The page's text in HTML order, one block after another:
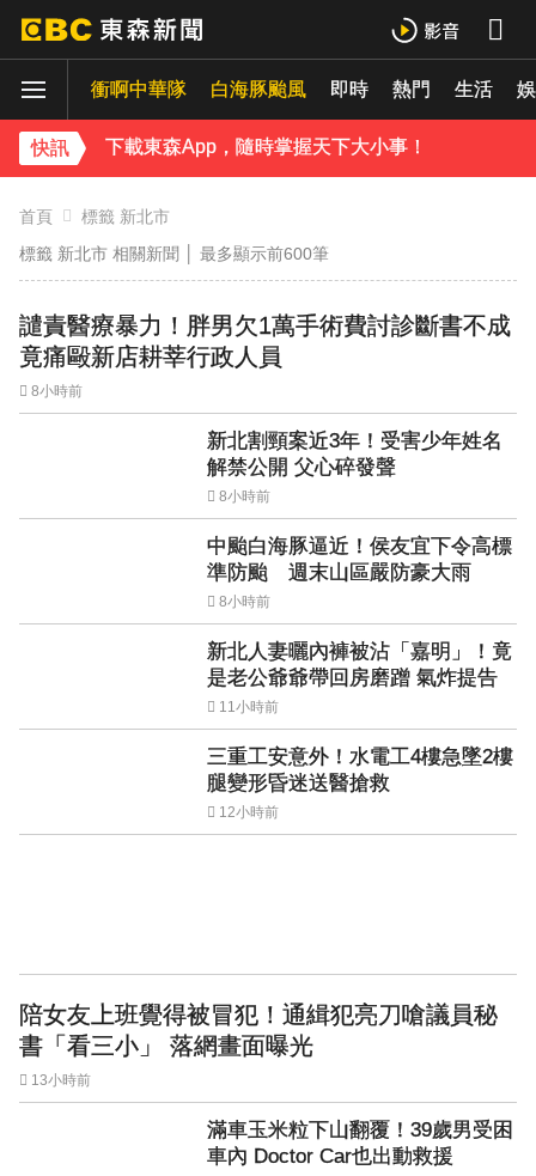
衝啊中華隊 白海豚颱風 即時 熱門 生活
快訊
下載東森App，隨時掌握天下大小事！
《理財達人秀》X 安聯投信免費講座報名中！搶先卡位 2027
下載東森App，隨時掌握天下大小事！
首頁
標籤 新北市
標籤 新北市 相關新聞 │ 最多顯示前600筆
譴責醫療暴力！胖男欠1萬手術費討診斷書不成
竟痛毆新店耕莘行政人員
8小時前
新北割頸案近3年！受害少年姓名
解禁公開 父心碎發聲
8小時前
中颱白海豚逼近！侯友宜下令高標
準防颱 週末山區嚴防豪大雨
8小時前
新北人妻曬內褲被沾「嘉明」！竟
是老公爺爺帶回房磨蹭 氣炸提告
11小時前
三重工安意外！水電工4樓急墜2樓
腿變形昏迷送醫搶救
12小時前
陪女友上班覺得被冒犯！通緝犯亮刀嗆議員秘
書「看三小」 落網畫面曝光
13小時前
滿車玉米粒下山翻覆！39歲男受困
車內 Doctor Car也出動救援